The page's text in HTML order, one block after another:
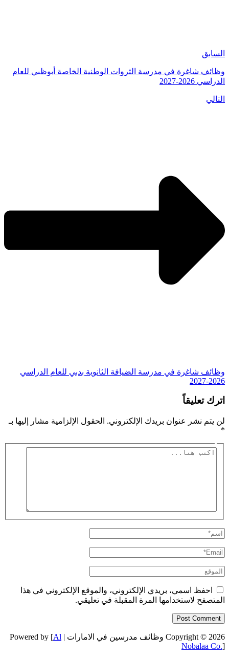
السابق
وظائف شاغرة في مدرسة الثروات الوطنية الخاصة أبوظبي للعام
الدراسي 2026-2027
التالي
وظائف شاغرة في مدرسة الضيافة الثانوية بدبي للعام الدراسي
2026-2027
اترك تعليقاً
لن يتم نشر عنوان بريدك الإلكتروني. الحقول الإلزامية مشار إليها بـ
*
اكتب
اسم*
Email*
الموقع
احفظ اسمي، بريدي الإلكتروني، والموقع الإلكتروني في هذا
المتصفح لاستخدامها المرة المقبلة في تعليقي.
Copyright © 2026 وظائف مدرسين في الامارات | Powered by [
Al
Nobalaa Co.]